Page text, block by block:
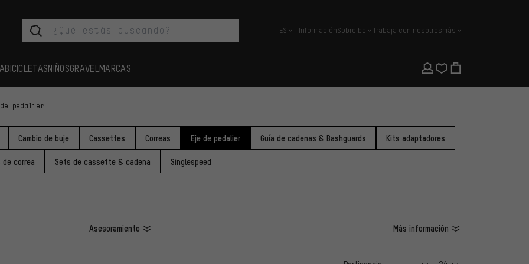
español
ES InformaciónSobre bc Trabaja con nosotrosmás
BICICLETASNIÑOSGRAVEL MARCAS
pedalier
Cambio de buje Cassettes Correas Eje de pedalier Guía de cadenas & Bashguards Kits adaptadores
de correa Sets de cassette & cadena Singlespeed
Asesoramiento Más información